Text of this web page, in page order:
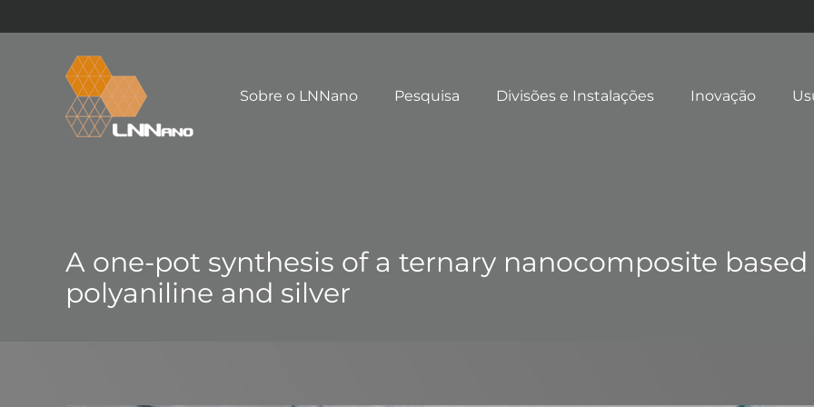
Sobre o LNNano Pesquisa Divisões e Instalações Inovação
A one-pot synthesis of a ternary nanocomposite
polyaniline and silver